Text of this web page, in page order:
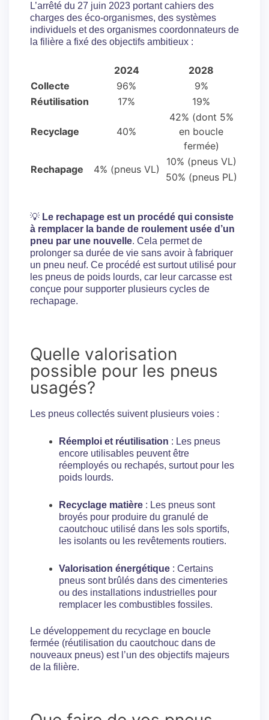
L’arrêté du 27 juin 2023 portant cahiers des
charges des éco-organismes, des systèmes
individuels et des organismes coordonnateurs de
la filière a fixé des objectifs ambitieux :
2024
2028
Collecte
96%
9%
Réutilisation
17% 19%
Recyclage 40%
42% (dont 5%
en boucle
fermée)
Rechapage
4% (pneus VL)
10% (pneus VL)
50% (pneus PL)
💡 Le rechapage est un procédé qui consiste
à remplacer la bande de roulement usée d’un
pneu par une nouvelle. Cela permet de
prolonger sa durée de vie sans avoir à fabriquer
un pneu neuf. Ce procédé est surtout utilisé pour
les pneus de poids lourds, car leur carcasse est
conçue pour supporter plusieurs cycles de
rechapage.
Quelle valorisation
possible pour les pneus
usagés?
Les pneus collectés suivent plusieurs voies :
Réemploi et réutilisation : Les pneus
encore utilisables peuvent être
réemployés ou rechapés, surtout pour les
poids lourds.
Recyclage matière : Les pneus sont
broyés pour produire du granulé de
caoutchouc utilisé dans les sols sportifs,
les isolants ou les revêtements routiers.
Valorisation énergétique : Certains
pneus sont brûlés dans des cimenteries
ou des installations industrielles pour
remplacer les combustibles fossiles.
Le développement du recyclage en boucle
fermée (réutilisation du caoutchouc dans de
nouveaux pneus) est l’un des objectifs majeurs
de la filière.